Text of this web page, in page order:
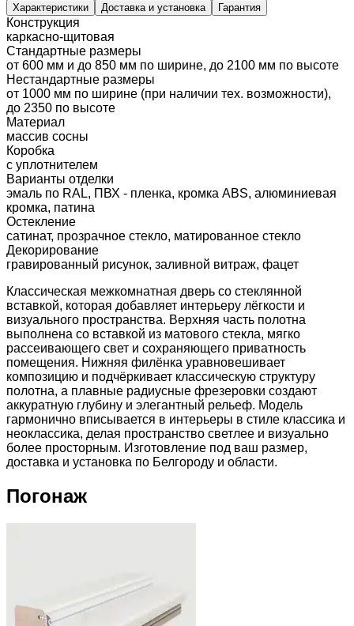
Характеристики Доставка и установка Гарантия
Конструкция
каркасно-щитовая
Стандартные размеры
от 600 мм и до 850 мм по ширине, до 2100 мм по высоте
Нестандартные размеры
от 1000 мм по ширине (при наличии тех. возможности),
до 2350 по высоте
Материал
массив сосны
Коробка
с уплотнителем
Варианты отделки
эмаль по RAL, ПВХ - пленка, кромка ABS, алюминиевая
кромка, патина
Остекление
сатинат, прозрачное стекло, матированное стекло
Декорирование
гравированный рисунок, заливной витраж, фацет
Классическая межкомнатная дверь со стеклянной
вставкой, которая добавляет интерьеру лёгкости и
визуального пространства. Верхняя часть полотна
выполнена со вставкой из матового стекла, мягко
рассеивающего свет и сохраняющего приватность
помещения. Нижняя филёнка уравновешивает
композицию и подчёркивает классическую структуру
полотна, а плавные радиусные фрезеровки создают
аккуратную глубину и элегантный рельеф. Модель
гармонично вписывается в интерьеры в стиле классика и
неоклассика, делая пространство светлее и визуально
более просторным. Изготовление под ваш размер,
доставка и установка по Белгороду и области.
Погонаж